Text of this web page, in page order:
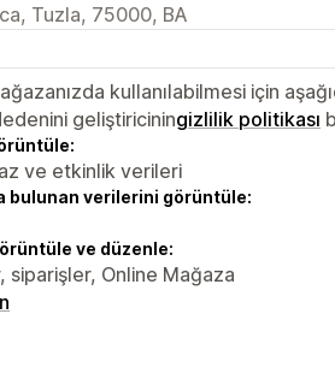
Tuzla, 75000, BA
kullanılabilmesi için
geliştiriciningizlilik politikası
ve etkinlik verileri
bulunan verilerini görüntüle:
ve düzenle:
siparişler, Online Mağaza